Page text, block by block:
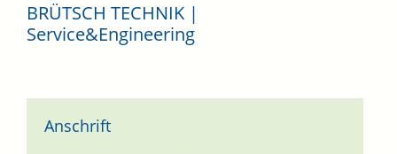
BRÜTSCH TECHNIK |
Service&Engineering
Anschrift